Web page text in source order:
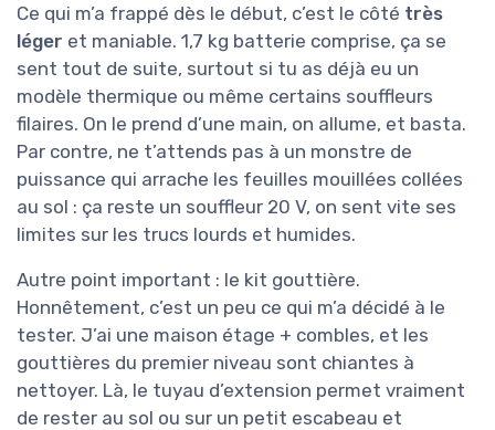
Ce qui m’a frappé dès le début, c’est le côté très
léger et maniable. 1,7 kg batterie comprise, ça se
sent tout de suite, surtout si tu as déjà eu un
modèle thermique ou même certains souffleurs
filaires. On le prend d’une main, on allume, et basta.
Par contre, ne t’attends pas à un monstre de
puissance qui arrache les feuilles mouillées collées
au sol : ça reste un souffleur 20 V, on sent vite ses
limites sur les trucs lourds et humides.
Autre point important : le kit gouttière.
Honnêtement, c’est un peu ce qui m’a décidé à le
tester. J’ai une maison étage + combles, et les
gouttières du premier niveau sont chiantes à
nettoyer. Là, le tuyau d’extension permet vraiment
de rester au sol ou sur un petit escabeau et